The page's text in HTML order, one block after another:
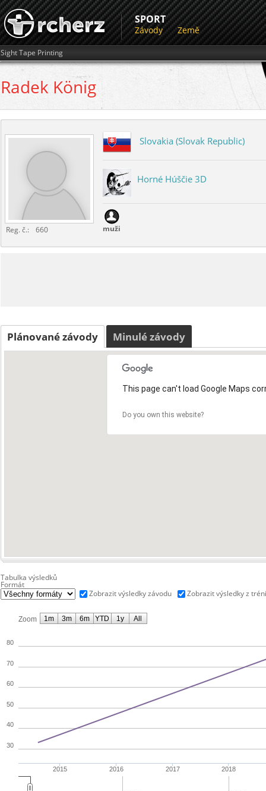
SPORT
Závody Země
Sight Tape Printing
Radek König
Reg. č.: 660
Slovakia (Slovak Republic)
Horné Húščie 3D
muži
Plánované závody Minulé závody
This page can't load Google Maps
Do you own this website?
Tabulka výsledků
Formát
Zobrazit výsledky závodu
Zobrazit výsledky z
Zoom
2015 2016 2017 2018
30
40
50
60
70
80
1m 3m 6m YTD 1y All